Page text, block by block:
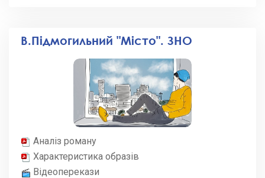
В.Підмогильний "Місто". ЗНО
Аналіз роману
Характеристика образів
Відеоперекази